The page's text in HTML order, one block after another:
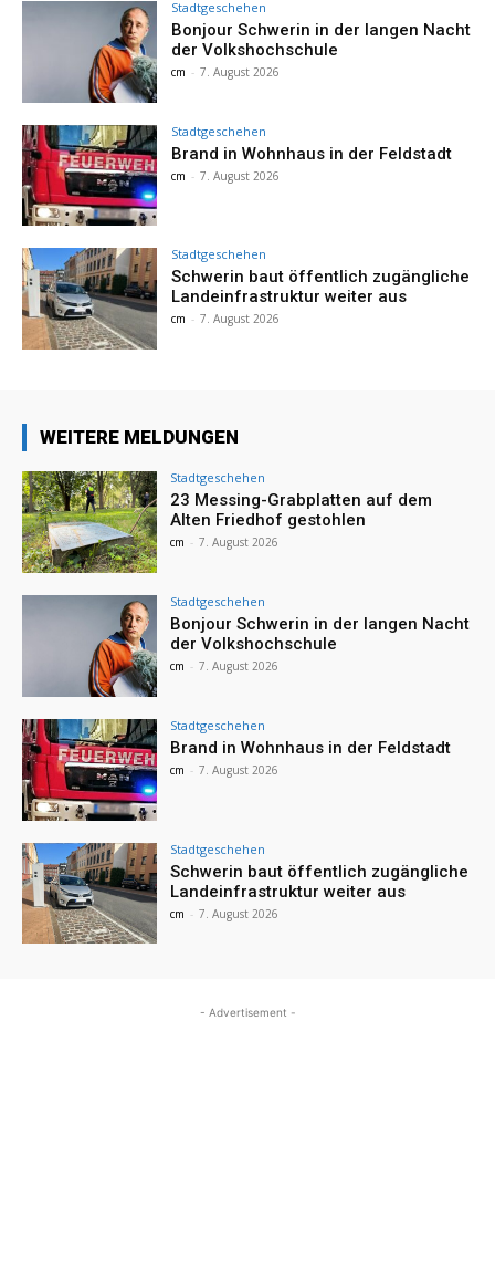
Stadtgeschehen
Bonjour Schwerin in der langen Nacht
der Volkshochschule
cm - 7. August 2026
Stadtgeschehen
Brand in Wohnhaus in der Feldstadt
cm - 7. August 2026
Stadtgeschehen
Schwerin baut öffentlich zugängliche
Landeinfrastruktur weiter aus
cm - 7. August 2026
WEITERE MELDUNGEN
Stadtgeschehen
23 Messing-Grabplatten auf dem
Alten Friedhof gestohlen
cm - 7. August 2026
Stadtgeschehen
Bonjour Schwerin in der langen Nacht
der Volkshochschule
cm - 7. August 2026
Stadtgeschehen
Brand in Wohnhaus in der Feldstadt
cm - 7. August 2026
Stadtgeschehen
Schwerin baut öffentlich zugängliche
Landeinfrastruktur weiter aus
cm - 7. August 2026
- Advertisement -